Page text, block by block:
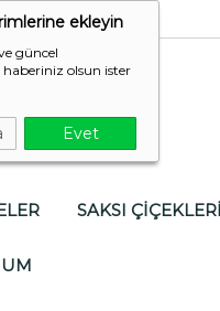
ekleyin
güncel
olsun ister
Evet
SAKSI ÇİÇEKLERİ